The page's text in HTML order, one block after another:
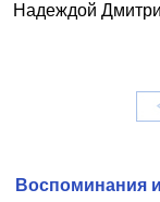
Надеждой
Воспоминания